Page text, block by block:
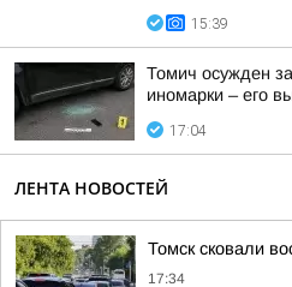
15:39
Томич осужден
иномарки – его
17:04
ЛЕНТА НОВОСТЕЙ
Томск сковали
17:34